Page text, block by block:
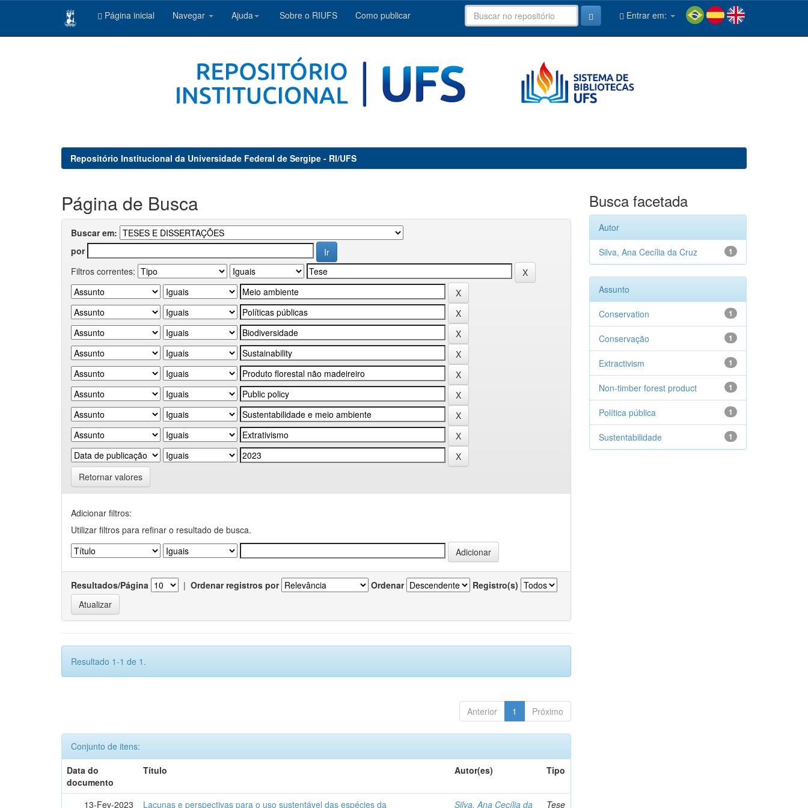
Página inicial Navegar Ajuda Sobre o RIUFS Como publicar Entrar em:
Repositório Institucional da Universidade Federal de Sergipe - RI/UFS
Página de Busca
Buscar em:
por
Filtros correntes:
Retornar valores
Adicionar filtros:
Utilizar filtros para refinar o resultado de busca.
Resultados/Página | Ordenar registros por Ordenar Registro(s)
Resultado 1-1 de 1.
Anterior 1 Próximo
Conjunto de itens:
Data do
documento
Título Autor(es) Tipo
13-Fev-2023 Lacunas e perspectivas para o uso sustentável das espécies da Silva, Ana Cecília da Tese
Busca facetada
Autor
1
Silva, Ana Cecília da Cruz
Assunto
1
Conservation
1
Conservação
1
Extractivism
1
Non-timber forest product
1
Política pública
1
Sustentabilidade